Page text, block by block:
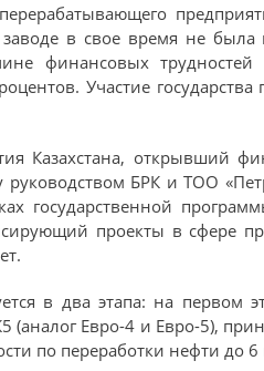
в свое время не была
финансовых
Участие
Казахстана, открывший
БРК и ТОО
государственной
проекты в сфере
в два этапа: на первом
(аналог Евро-4 и Евро-5),
по переработки нефти до